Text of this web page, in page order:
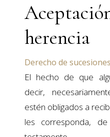
herencia
Derecho de sucesiones
El hecho de que
decir,
estén obligados a
les corresponda,